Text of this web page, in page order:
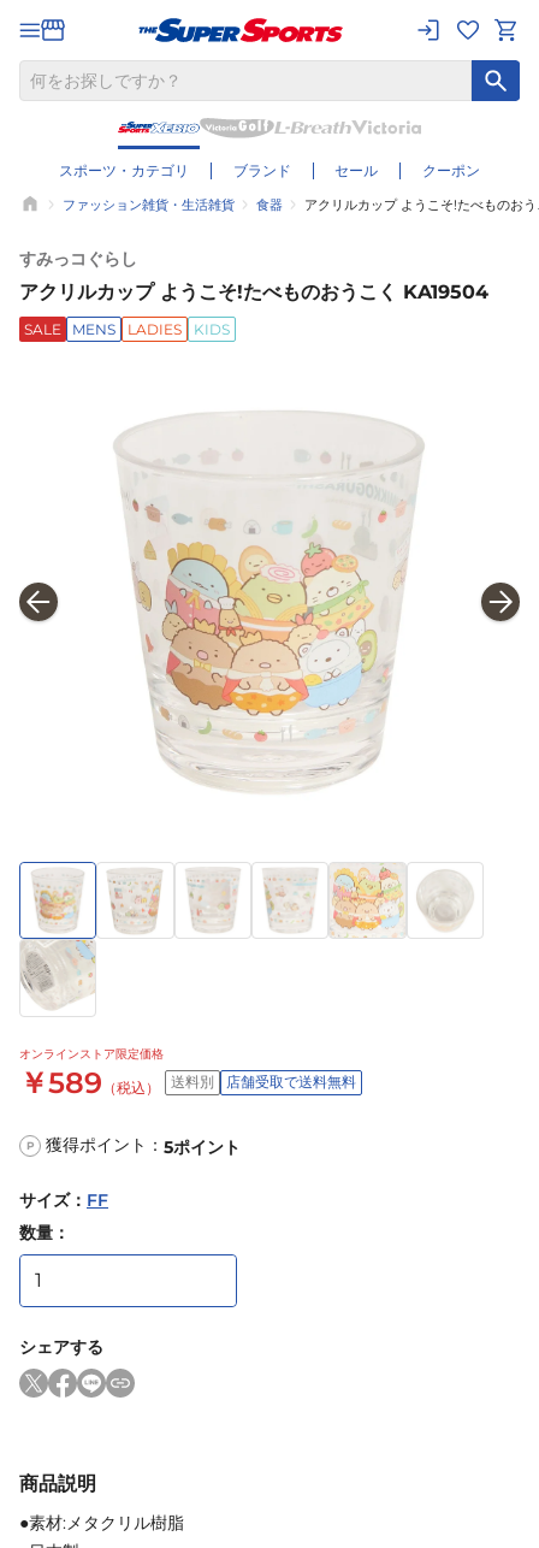
スポーツ・カテゴリ ブランド セール クーポン
ファッション雑貨・生活雑貨 食器 アクリルカップ ようこそ!たべものお
すみっコぐらし
アクリルカップ ようこそ!たべものおうこく KA19504
SALE MENS LADIES KIDS
オンラインストア限定価格
￥589 （税込） 送料別 店舗受取で送料無料
P 獲得ポイント： 5ポイント
サイズ： FF
数量：
シェアする
商品説明
●素材:メタクリル樹脂